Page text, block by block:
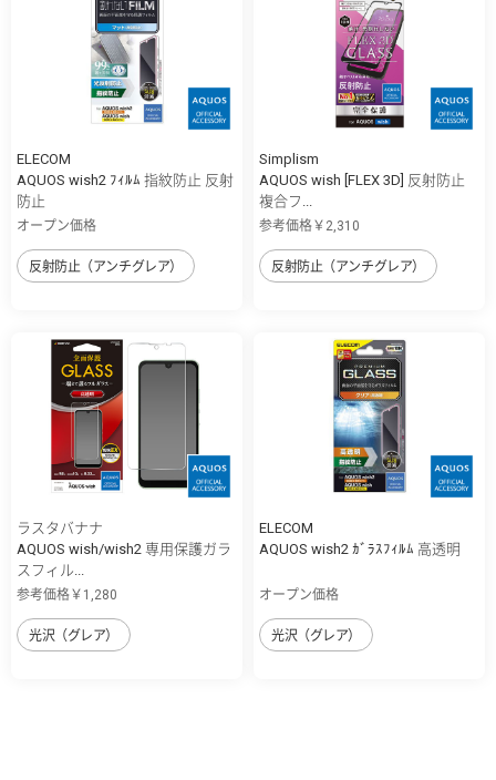
ELECOM
AQUOS wish2 ﾌｨﾙﾑ 指紋防止 反射
防止
オープン価格
反射防止（アンチグレア）
Simplism
AQUOS wish [FLEX 3D] 反射防止
複合フ...
参考価格￥2,310
反射防止（アンチグレア）
ラスタバナナ
AQUOS wish/wish2 専用保護ガラ
スフィル...
参考価格￥1,280
光沢（グレア）
ELECOM
AQUOS wish2 ｶﾞﾗｽﾌｨﾙﾑ 高透明
オープン価格
光沢（グレア）